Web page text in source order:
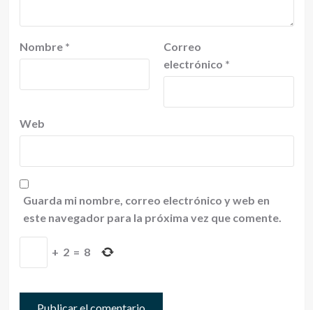
Nombre *
Correo
electrónico *
Web
Guarda mi nombre, correo electrónico y web en
este navegador para la próxima vez que comente.
+ 2 = 8